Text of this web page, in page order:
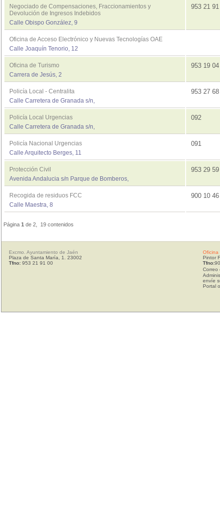
Negociado de Compensaciones, Fraccionamientos y
Devolución de Ingresos Indebidos
Calle Obispo González, 9
953 21
Oficina de Acceso Electrónico y Nuevas Tecnologías OAE
Calle Joaquín Tenorio, 12
Oficina de Turismo
Carrera de Jesús, 2
953 19
Policía Local - Centralita
Calle Carretera de Granada s/n,
953 27
Policía Local Urgencias
Calle Carretera de Granada s/n,
092
Policía Nacional Urgencias
Calle Arquitecto Berges, 11
091
Protección Civil
Avenida Andalucia s/n Parque de Bomberos,
953 29
Recogida de residuos FCC
Calle Maestra, 8
900 10
Página 1 de 2, 19 contenidos
Excmo. Ayuntamiento de Jaén
Plaza de Santa María, 1. 23002
Tfno: 953 21 91 00
Oficina
Pintor
Tfno:
Correo
envíe
Portal